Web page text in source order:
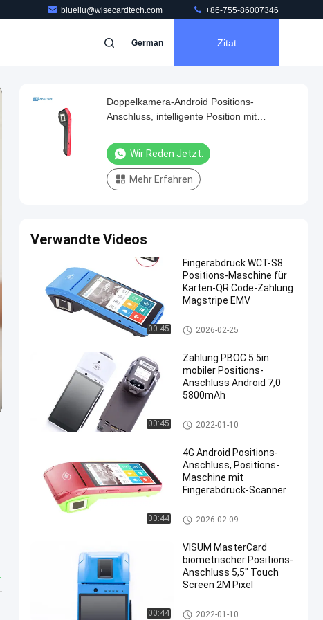
blueliu@wisecardtech.com +86-755-86007346
German Zitat
Doppelkamera-Android Positions-
Anschluss, intelligente Position mit
Wir Reden Jetzt.
Mehr Erfahren
Verwandte Videos
00:45
Fingerabdruck WCT-S8
Positions-Maschine für
Karten-QR Code-Zahlung
Magstripe EMV
Biometrischer Positions-Ansc
hluss
2026-02-25
00:45
Zahlung PBOC 5.5in
mobiler Positions-
Anschluss Android 7,0
5800mAh
Biometrischer Positions-Ansc
hluss
2022-01-10
00:44
4G Android Positions-
Anschluss, Positions-
Maschine mit
Fingerabdruck-Scanner
Biometrischer Positions-Ansc
hluss
2026-02-09
00:44
VISUM MasterCard
biometrischer Positions-
Anschluss 5,5" Touch
Screen 2M Pixel
Biometrischer Positions-Ansc
2022-01-10